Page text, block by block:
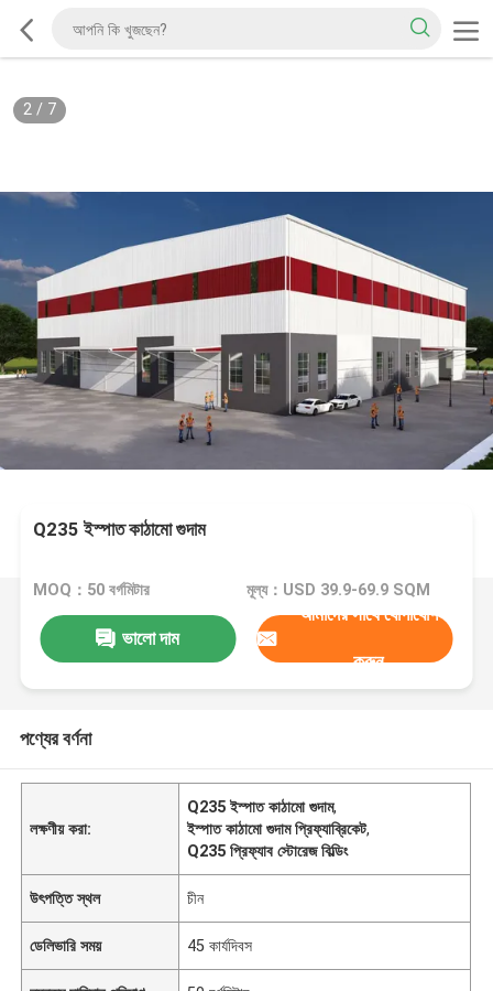
2/ 7
Q235 ইস্পাত কাঠামো গুদাম
MOQ：50 বর্গমিটার মূল্য：USD 39.9-69.9 SQM
ভালো দাম
আমাদের সাথে যোগাযোগ
করুন
পণ্যের বর্ণনা
লক্ষণীয় করা:
Q235 ইস্পাত কাঠামো গুদাম,
ইস্পাত কাঠামো গুদাম প্রিফ্যাব্রিকেট,
Q235 প্রিফ্যাব স্টোরেজ বিল্ডিং
উৎপত্তি স্থল চীন
ডেলিভারি সময় 45 কার্যদিবস